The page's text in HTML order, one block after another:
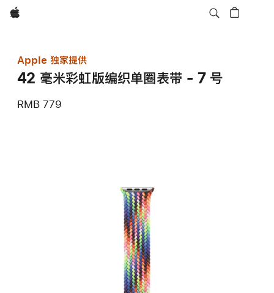
Apple
Apple 独家提供
42 毫米彩虹版编织单圈表带 - 7 号
RMB 779